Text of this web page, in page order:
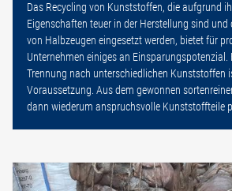
Das Recycling von Kunststoffen, die aufgrund
Eigenschaften teuer in der Herstellung sind
von Halbzeugen eingesetzt werden, bietet für
Unternehmen einiges an Einsparungspotenzial.
Trennung nach unterschiedlichen Kunststoffen
Voraussetzung. Aus dem gewonnen
dann wiederum anspruchsvolle Kunststoffteile